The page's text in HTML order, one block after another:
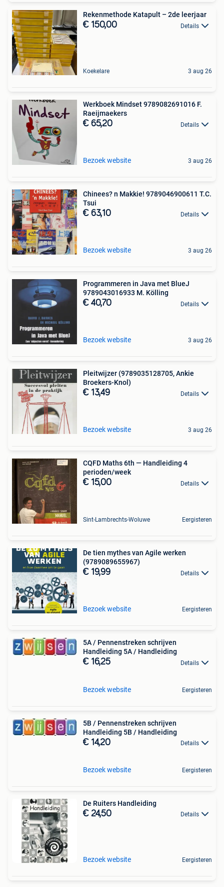
Rekenmethode Katapult – 2de leerjaar
€ 150,00 Details
Koekelare 3 aug 26
Werkboek Mindset 9789082691016 F.
Raeijmaekers
€ 65,20 Details
Bezoek website 3 aug 26
Chinees? n Makkie! 9789046900611 T.C.
Tsui
€ 63,10 Details
Bezoek website 3 aug 26
Programmeren in Java met BlueJ
9789043016933 M. Kölling
€ 40,70 Details
Bezoek website 3 aug 26
Pleitwijzer (9789035128705, Ankie
Broekers-Knol)
€ 13,49 Details
Bezoek website 3 aug 26
CQFD Maths 6th — Handleiding 4
perioden/week
€ 15,00 Details
Sint-Lambrechts-Woluwe Eergisteren
De tien mythes van Agile werken
(9789089655967)
€ 19,99 Details
Bezoek website Eergisteren
5A / Pennenstreken schrijven
Handleiding 5A / Handleiding
€ 16,25 Details
Bezoek website Eergisteren
5B / Pennenstreken schrijven
Handleiding 5B / Handleiding
€ 14,20 Details
Bezoek website Eergisteren
De Ruiters Handleiding
€ 24,50 Details
Bezoek website Eergisteren